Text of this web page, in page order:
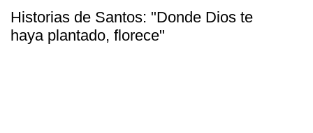
Historias de Santos: "Donde Dios te
haya plantado, florece"